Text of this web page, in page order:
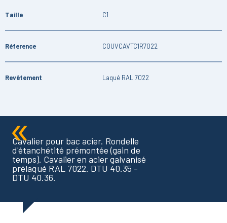
Taille C1
Réference COUVCAVTC1R7022
Revêtement Laqué RAL 7022
Cavalier pour bac acier. Rondelle
d'étanchétité prémontée (gain de
temps). Cavalier en acier galvanisé
prélaqué RAL 7022. DTU 40.35 -
DTU 40.36.